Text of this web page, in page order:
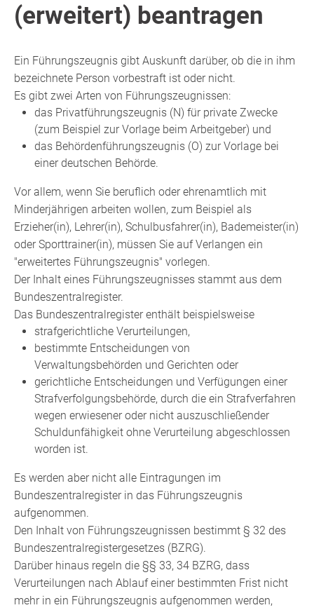
(erweitert) beantragen
Ein Führungszeugnis gibt Auskunft darüber, ob die in ihm
bezeichnete Person vorbestraft ist oder nicht.
Es gibt zwei Arten von Führungszeugnissen:
das Privatführungszeugnis (N) für private Zwecke
(zum Beispiel zur Vorlage beim Arbeitgeber) und
das Behördenführungszeugnis (O) zur Vorlage bei
einer deutschen Behörde.
Vor allem, wenn Sie beruflich oder ehrenamtlich mit
Minderjährigen arbeiten wollen, zum Beispiel als
Erzieher(in), Lehrer(in), Schulbusfahrer(in), Bademeister(in)
oder Sporttrainer(in), müssen Sie auf Verlangen ein
"erweitertes Führungszeugnis" vorlegen.
Der Inhalt eines Führungszeugnisses stammt aus dem
Bundeszentralregister.
Das Bundeszentralregister enthält beispielsweise
strafgerichtliche Verurteilungen,
bestimmte Entscheidungen von
Verwaltungsbehörden und Gerichten oder
gerichtliche Entscheidungen und Verfügungen einer
Strafverfolgungsbehörde, durch die ein Strafverfahren
wegen erwiesener oder nicht auszuschließender
Schuldunfähigkeit ohne Verurteilung abgeschlossen
worden ist.
Es werden aber nicht alle Eintragungen im
Bundeszentralregister in das Führungszeugnis
aufgenommen.
Den Inhalt von Führungszeugnissen bestimmt § 32 des
Bundeszentralregistergesetzes (BZRG).
Darüber hinaus regeln die §§ 33, 34 BZRG, dass
Verurteilungen nach Ablauf einer bestimmten Frist nicht
mehr in ein Führungszeugnis aufgenommen werden,